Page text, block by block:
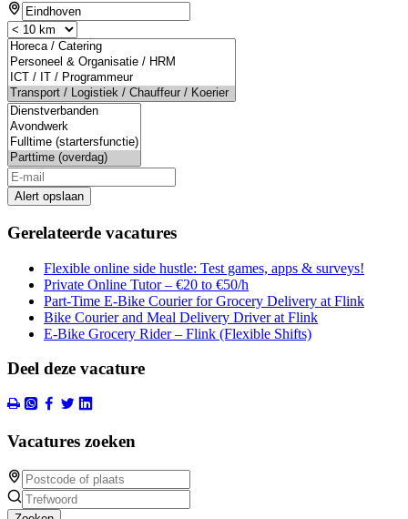
If
you
are
a
human,
ignore
this
field
Alert opslaan
Gerelateerde vacatures
Flexible online side hustle: Test games, apps & surveys!
Private Online Tutor – €20 to €50/h
Part-Time E-Bike Courier for Grocery Delivery at Flink
Bike Courier and Meal Delivery Driver at Flink
E-Bike Grocery Rider – Flink (Flexible Shifts)
Deel deze vacature
Vacatures zoeken